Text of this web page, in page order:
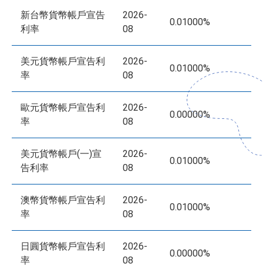
新台幣貨幣帳戶宣告
利率
2026-
08
0.01000%
美元貨幣帳戶宣告利
率
2026-
08
0.01000%
歐元貨幣帳戶宣告利
率
2026-
08
0.00000%
美元貨幣帳戶(一)宣
告利率
2026-
08
0.01000%
澳幣貨幣帳戶宣告利
率
2026-
08
0.01000%
日圓貨幣帳戶宣告利
率
2026-
08
0.00000%